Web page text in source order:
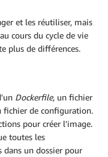
et les réutiliser, mais
cours du cycle de vie
plus de différences.
Dockerfile, un fichier
de configuration.
pour créer l'image.
toutes les
dans un dossier pour